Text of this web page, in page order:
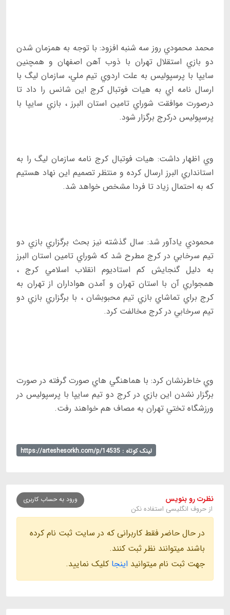
محمد محمودي روز سه شنبه افزود: با توجه به همزمان شدن
دو بازي استقلال تهران با ذوب آهن اصفهان و همچنين
سايپا با پرسپوليس به علت اردوي تيم ملي، سازمان ليگ با
ارسال نامه اي به هيات فوتبال كرج اين شانس را داد تا
درصورت موافقت شوراي تامين استان البرز ، بازي سايپا با
پرسپوليس دركرج برگزار شود.
وي اظهار داشت: هيات فوتبال كرج نامه سازمان ليگ را به
استانداري البرز ارسال كرده و منتظر تصميم اين نهاد هستيم
كه به احتمال زياد تا فردا مشخص خواهد شد.
محمودي يادآور شد: سال گذشته نيز بحث برگزاري بازي دو
تيم سرخابي در كرج مطرح شد كه شوراي تامين استان البرز
به دليل گنجايش كم استاديوم انقلاب اسلامي كرج ،
همجواري آن با استان تهران و آمدن هواداران از تهران به
كرج براي تماشاي بازي تيم محبوبشان ، با برگزاري بازي دو
تيم سرخابي در كرج مخالفت كرد.
وي خاطرنشان كرد: با هماهنگي هاي صورت گرفته در صورت
برگزار نشدن اين بازي در كرج دو تيم سايپا با پرسپوليس در
ورزشگاه تختي تهران به مصاف هم خواهند رفت.
لینک کوتاه : https://arteshesorkh.com/p/14535
نظرت رو بنویس
از حروف انگلیسی استفاده نکن
ورود به حساب کاربری
در حال حاضر فقط کاربرانی که در سایت ثبت نام کرده
باشند میتوانند نظر ثبت کنند.
جهت ثبت نام میتوانید اینجا کلیک نمایید.